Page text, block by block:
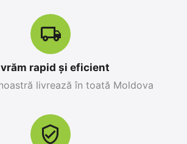
Pro
Apple iPhone 17 Pro
în stoc
rapid și eficient
livrează în toată Moldova